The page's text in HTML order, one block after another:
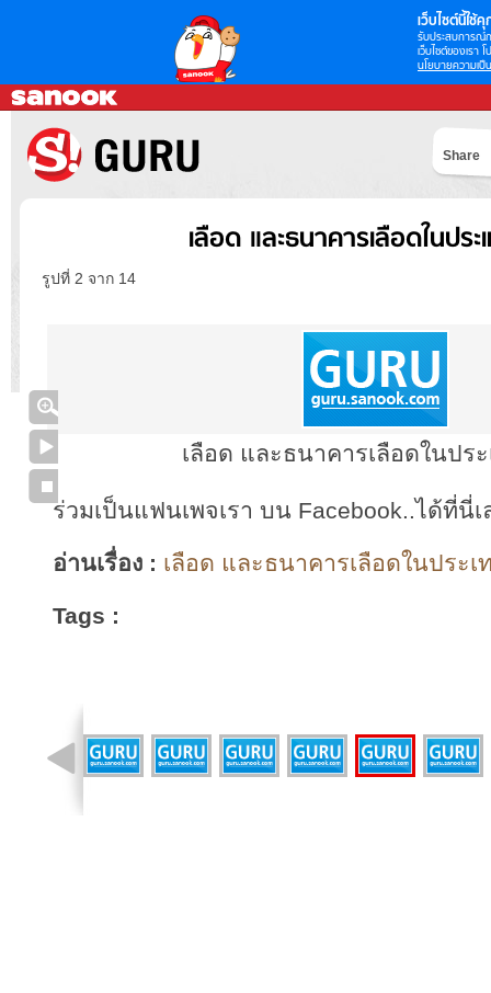
เว็บไซต์นี้ใช้คุ
รับประสบการณ์
เว็บไซต์ของเรา
นโยบายความเป็
Share
เลือด และธนาคารเลือดในประ
รูปที่ 2 จาก 14
เลือด และธนาคารเลือดในปร
ร่วมเป็นแฟนเพจเรา บน Facebook..ได้ที่นี่เ
อ่านเรื่อง : เลือด และธนาคารเลือดในประ
Tags :